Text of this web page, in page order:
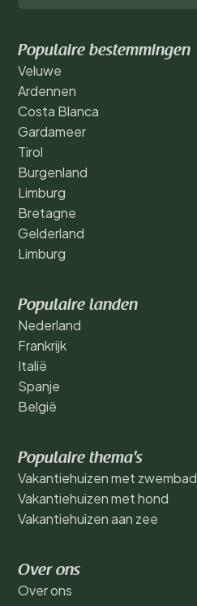
Populaire bestemmingen
Veluwe
Ardennen
Costa Blanca
Gardameer
Tirol
Burgenland
Limburg
Bretagne
Gelderland
Limburg
Populaire landen
Nederland
Frankrijk
Italië
Spanje
België
Populaire thema's
Vakantiehuizen met zwembad
Vakantiehuizen met hond
Vakantiehuizen aan zee
Over ons
Over ons